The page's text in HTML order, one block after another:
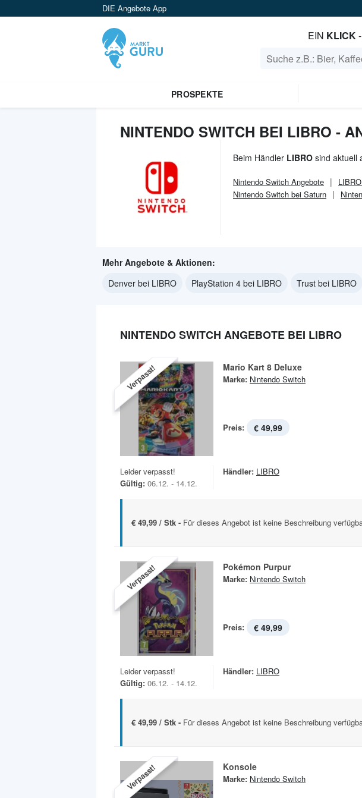
DIE Angebote App
EIN KLICK-
PROSPEKTE
NINTENDO SWITCH BEI LIBRO -
Beim Händler LIBRO sind aktuell
Nintendo Switch Angebote LIBRO
Nintendo Switch bei Saturn
Mehr Angebote & Aktionen:
Denver bei LIBRO
PlayStation 4 bei LIBRO Trust bei LIBRO
NINTENDO SWITCH ANGEBOTE BEI LIBRO
Verpasst! Mario Kart 8 Deluxe
Marke: Nintendo Switch
Preis: € 49,99
Leider verpasst!
Gültig: 06.12. - 14.12.
Händler: LIBRO
€ 49,99 / Stk - Für dieses Angebot ist keine Beschreibung
Verpasst! Pokémon Purpur
Marke: Nintendo Switch
Preis: € 49,99
Leider verpasst!
Gültig: 06.12. - 14.12.
Händler: LIBRO
€ 49,99 / Stk - Für dieses Angebot ist keine Beschreibung
Verpasst! Konsole
Marke: Nintendo Switch